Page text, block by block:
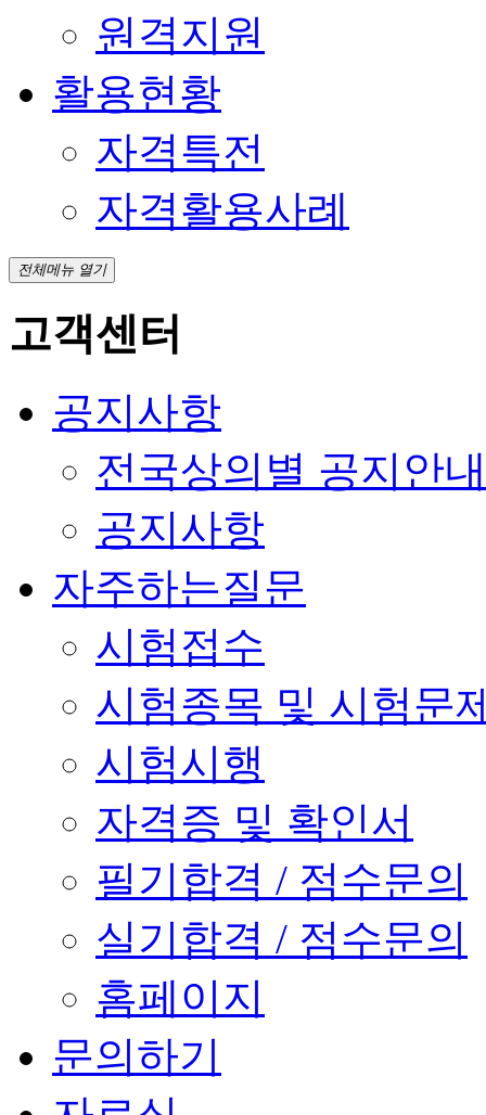
원격지원
활용현황
자격특전
자격활용사례
전체메뉴 열기
고객센터
공지사항
전국상의별 공지안내
공지사항
자주하는질문
시험접수
시험종목 및 시험문
시험시행
자격증 및 확인서
필기합격 / 점수문의
실기합격 / 점수문의
홈페이지
문의하기